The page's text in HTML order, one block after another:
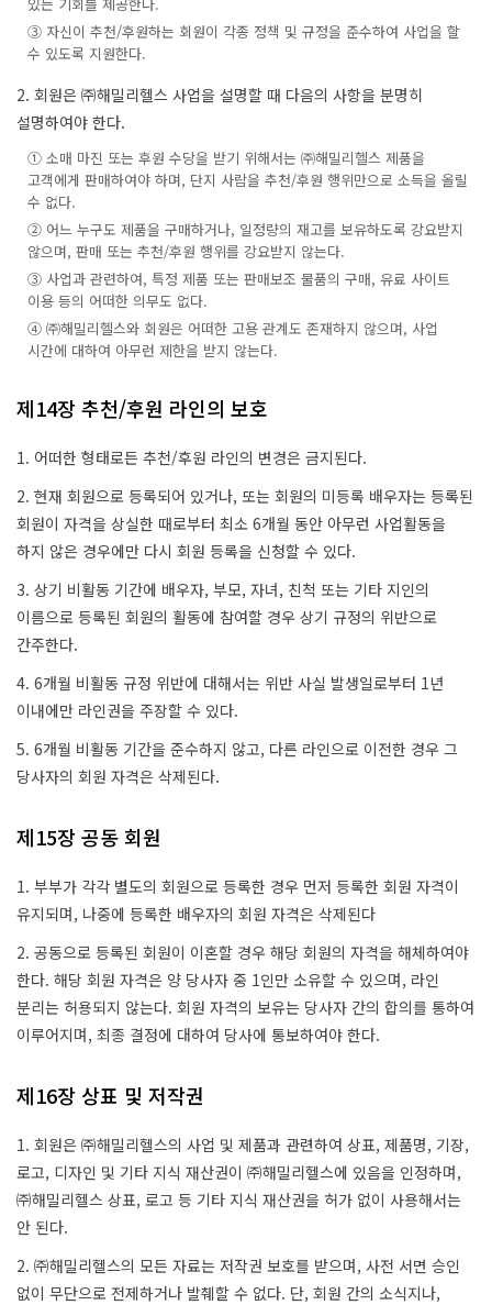
③ 자신이 추천/후원하는 회원이 각종 정책 및 규정을 준수하여 사업을 할
수 있도록 지원한다.
2. 회원은 ㈜해밀리헬스 사업을 설명할 때 다음의 사항을 분명히
설명하여야 한다.
① 소매 마진 또는 후원 수당을 받기 위해서는 ㈜해밀리헬스 제품을
고객에게 판매하여야 하며, 단지 사람을 추천/후원 행위만으로 소득을 올릴
수 없다.
② 어느 누구도 제품을 구매하거나, 일정량의 재고를 보유하도록 강요받지
않으며, 판매 또는 추천/후원 행위를 강요받지 않는다.
③ 사업과 관련하여, 특정 제품 또는 판매보조 물품의 구매, 유료 사이트
이용 등의 어떠한 의무도 없다.
④ ㈜해밀리헬스와 회원은 어떠한 고용 관계도 존재하지 않으며, 사업
시간에 대하여 아무런 제한을 받지 않는다.
제14장 추천/후원 라인의 보호
1. 어떠한 형태로든 추천/후원 라인의 변경은 금지된다.
2. 현재 회원으로 등록되어 있거나, 또는 회원의 미등록 배우자는 등록된
회원이 자격을 상실한 때로부터 최소 6개월 동안 아무런 사업활동을
하지 않은 경우에만 다시 회원 등록을 신청할 수 있다.
3. 상기 비활동 기간에 배우자, 부모, 자녀, 친척 또는 기타 지인의
이름으로 등록된 회원의 활동에 참여할 경우 상기 규정의 위반으로
간주한다.
4. 6개월 비활동 규정 위반에 대해서는 위반 사실 발생일로부터 1년
이내에만 라인권을 주장할 수 있다.
5. 6개월 비활동 기간을 준수하지 않고, 다른 라인으로 이전한 경우 그
당사자의 회원 자격은 삭제된다.
제15장 공동 회원
1. 부부가 각각 별도의 회원으로 등록한 경우 먼저 등록한 회원 자격이
유지되며, 나중에 등록한 배우자의 회원 자격은 삭제된다
2. 공동으로 등록된 회원이 이혼할 경우 해당 회원의 자격을 해체하여야
한다. 해당 회원 자격은 양 당사자 중 1인만 소유할 수 있으며, 라인
분리는 허용되지 않는다. 회원 자격의 보유는 당사자 간의 합의를 통하여
이루어지며, 최종 결정에 대하여 당사에 통보하여야 한다.
제16장 상표 및 저작권
1. 회원은 ㈜해밀리헬스의 사업 및 제품과 관련하여 상표, 제품명, 기장,
로고, 디자인 및 기타 지식 재산권이 ㈜해밀리헬스에 있음을 인정하며,
㈜해밀리헬스 상표, 로고 등 기타 지식 재산권을 허가 없이 사용해서는
안 된다.
2. ㈜해밀리헬스의 모든 자료는 저작권 보호를 받으며, 사전 서면 승인
없이 무단으로 전제하거나 발췌할 수 없다. 단, 회원 간의 소식지나,